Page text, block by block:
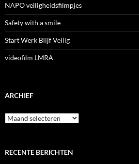
NAPO veiligheidsfilmpjes
Safety with a smile
Start Werk Blijf Veilig
videofilm LMRA
ARCHIEF
Archief
RECENTE BERICHTEN